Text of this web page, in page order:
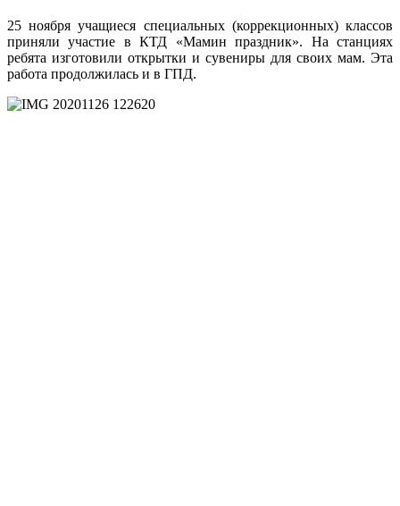
25 ноября учащиеся специальных (коррекционных) классов
приняли участие в КТД «Мамин праздник». На станциях
ребята изготовили открытки и сувениры для своих мам. Эта
работа продолжилась и в ГПД.